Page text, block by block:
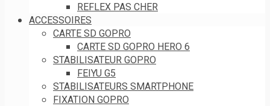
REFLEX PAS CHER
ACCESSOIRES
CARTE SD GOPRO
CARTE SD GOPRO HERO 6
STABILISATEUR GOPRO
FEIYU G5
STABILISATEURS SMARTPHONE
FIXATION GOPRO